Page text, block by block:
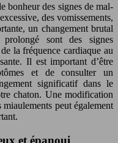
bonheur des signes de mal-
des vomissements,
un changement brutal
sont des signes
la fréquence cardiaque au
Il est important d’être
et de consulter un
significatif dans le
chaton. Une modification
peut également
et épanoui